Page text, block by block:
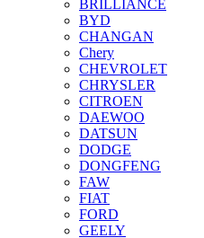
BRILLIANCE
BYD
CHANGAN
Chery
CHEVROLET
CHRYSLER
CITROEN
DAEWOO
DATSUN
DODGE
DONGFENG
FAW
FIAT
FORD
GEELY